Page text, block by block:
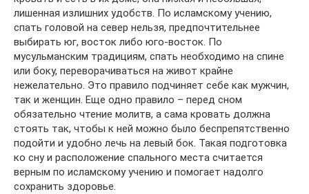
лишенная излишних удобств. По исламскому учению,
спать головой на север нельзя, предпочтительнее
выбирать юг, восток либо юго-восток. По
мусульманским традициям, спать необходимо на спине
или боку, переворачиваться на живот крайне
нежелательно. Это правило подчиняет себе как мужчин,
так и женщин. Еще одно правило – перед сном
обязательно чтение молитв, а сама кровать должна
стоять так, чтобы к ней можно было беспрепятственно
подойти и удобно лечь на левый бок. Такая подготовка
ко сну и расположение спального места считается
верным по исламскому учению и помогает надолго
сохранить здоровье.